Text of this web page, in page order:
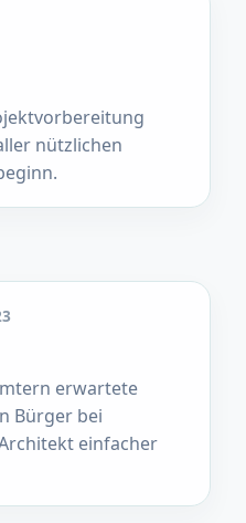
nützlichen
erwartete
Bürger bei
einfacher